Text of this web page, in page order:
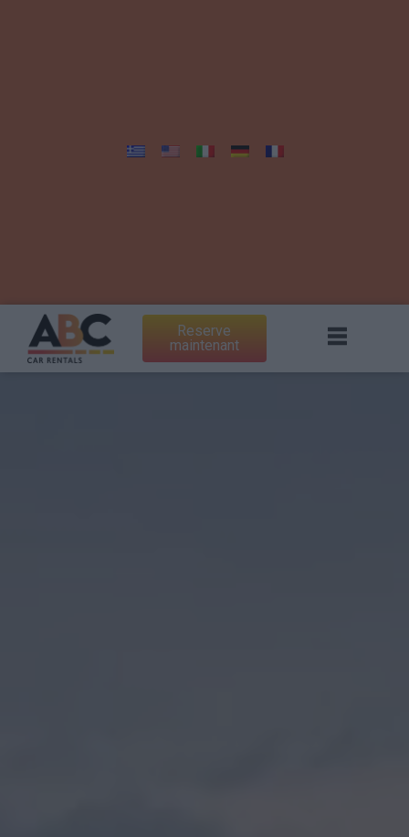
Reserve
maintenant